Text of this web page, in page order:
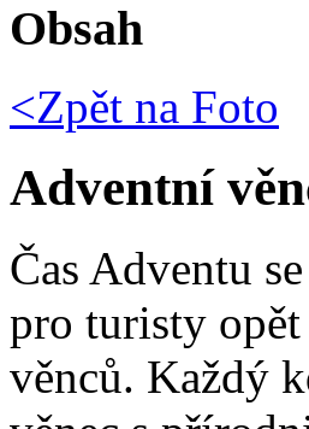
Obsah
<Zpět na Foto
Adventní
Čas Adventu
pro turisty
věnců. Každý